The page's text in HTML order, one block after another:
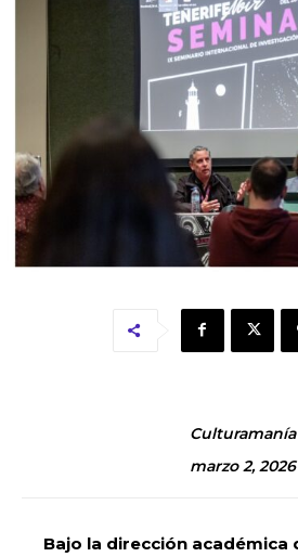
Culturamanía
marzo 2, 2026
Bajo la dirección académica